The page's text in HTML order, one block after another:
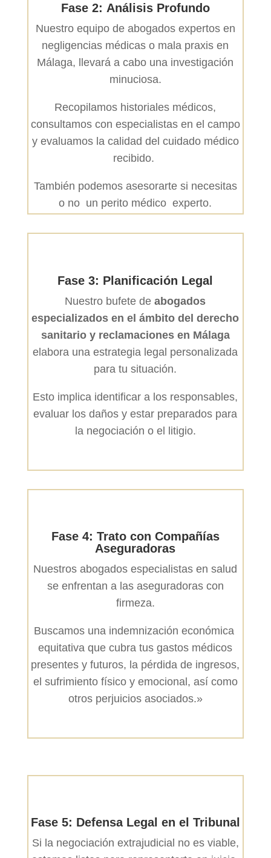
Fase 2: Análisis Profundo
Nuestro equipo de abogados expertos en
negligencias médicas o mala praxis en
Málaga, llevará a cabo una investigación
minuciosa.
Recopilamos historiales médicos,
consultamos con especialistas en el campo
y evaluamos la calidad del cuidado médico
recibido.
También podemos asesorarte si necesitas
o no un perito médico experto.
Fase 3: Planificación Legal
Nuestro bufete deabogados
especializados en el ámbito del derecho
sanitario y reclamaciones en Málaga
elabora una estrategia legal personalizada
para tu situación.
Esto implica identificar a los responsables,
evaluar los daños y estar preparados para
la negociación o el litigio.
Fase 4: Trato con Compañías
Aseguradoras
Nuestros abogados especialistas en salud
se enfrentan a las aseguradoras con
firmeza.
Buscamos una indemnización económica
equitativa que cubra tus gastos médicos
presentes y futuros, la pérdida de ingresos,
el sufrimiento físico y emocional, así como
otros perjuicios asociados.»
Fase 5: Defensa Legal en el Tribunal
Si la negociación extrajudicial no es viable,